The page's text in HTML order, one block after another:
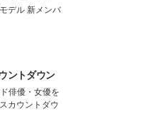
デル 新メンバ
ントダウン
俳優・女優を
カウントダウ